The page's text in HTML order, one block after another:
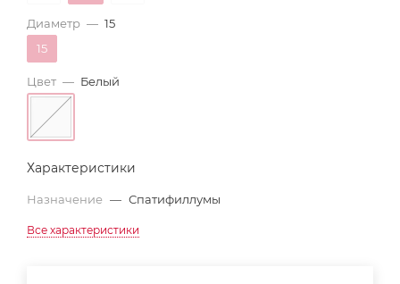
Диаметр — 15
15
Цвет — Белый
Характеристики
Назначение — Спатифиллумы
Все характеристики